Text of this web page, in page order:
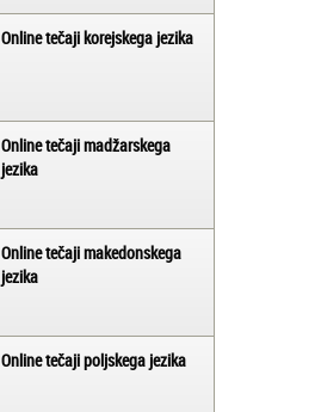
Online tečaji korejskega jezika
Online tečaji madžarskega
jezika
Online tečaji makedonskega
jezika
Online tečaji poljskega jezika